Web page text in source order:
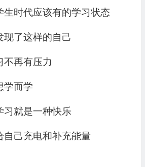
生时代应该有的学习状态
现了这样的自己
不再有压力
学而学
习就是一种快乐
自己充电和补充能量